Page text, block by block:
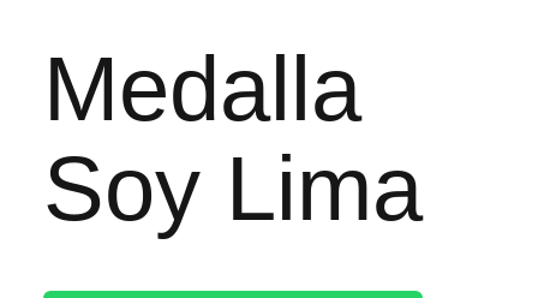
Medalla
Soy Lima